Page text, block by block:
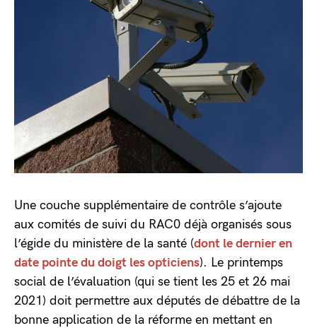
Une couche supplémentaire de contrôle s’ajoute
aux comités de suivi du RAC0 déjà organisés sous
l’égide du ministère de la santé (dont le dernier en
date pointe du doigt les opticiens). Le printemps
social de l’évaluation (qui se tient les 25 et 26 mai
2021) doit permettre aux députés de débattre de la
bonne application de la réforme en mettant en